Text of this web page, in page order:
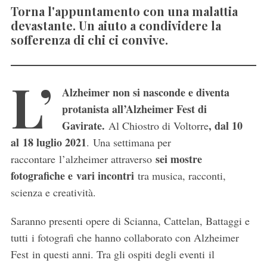
Torna l'appuntamento con una malattia
devastante. Un aiuto a condividere la
sofferenza di chi ci convive.
L’
Alzheimer non si nasconde e diventa
protanista all’Alzheimer Fest di
Gavirate. Al Chiostro di Voltorre, dal 10
al 18 luglio 2021. Una settimana per
raccontare l’alzheimer attraverso sei mostre
fotografiche evari incontri tra musica, racconti,
scienza e creatività.
Saranno presenti opere di Scianna, Cattelan, Battaggi e
tutti i fotografi che hanno collaborato con Alzheimer
Fest in questi anni. Tra gli ospiti degli eventi il